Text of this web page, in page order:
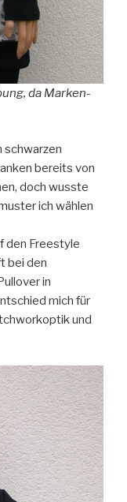
da Marken-
schwarzen
bereits von
doch wusste
ich wählen
den Freestyle
bei den
in
mich für
und